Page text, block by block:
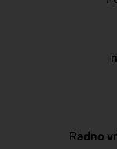
Radno